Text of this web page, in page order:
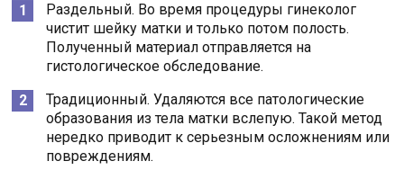
Раздельный. Во время процедуры гинеколог
чистит шейку матки и только потом полость.
Полученный материал отправляется на
гистологическое обследование.
Традиционный. Удаляются все патологические
образования из тела матки вслепую. Такой метод
нередко приводит к серьезным осложнениям или
повреждениям.